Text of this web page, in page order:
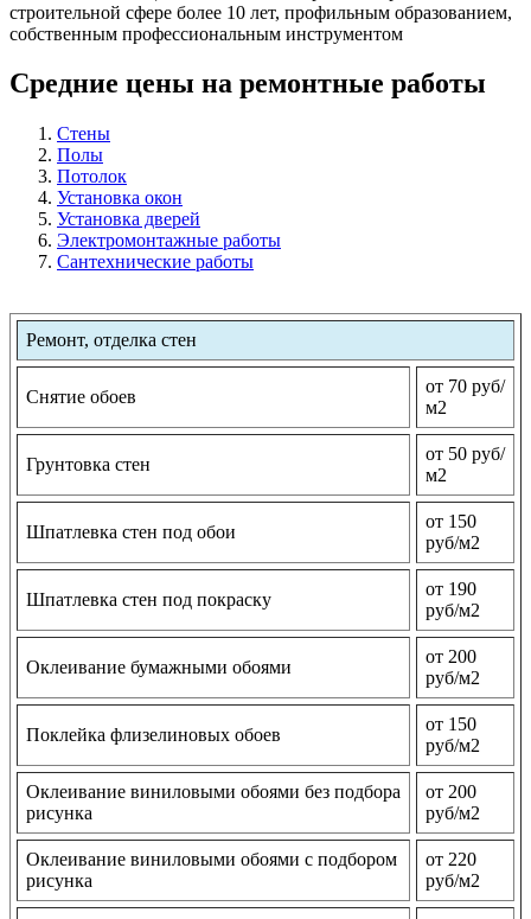
строительной сфере более 10 лет, профильным образованием,
собственным профессиональным инструментом
Средние цены на ремонтные работы
Стены
Полы
Потолок
Установка окон
Установка дверей
Электромонтажные работы
Сантехнические работы
Ремонт, отделка стен
Снятие обоев
от 70 руб/
м2
Грунтовка стен
от 50 руб/
м2
Шпатлевка стен под обои
от 150
руб/м2
Шпатлевка стен под покраску
от 190
руб/м2
Оклеивание бумажными обоями
от 200
руб/м2
Поклейка флизелиновых обоев
от 150
руб/м2
Оклеивание виниловыми обоями без подбора
рисунка
от 200
руб/м2
Оклеивание виниловыми обоями с подбором
рисунка
от 220
руб/м2